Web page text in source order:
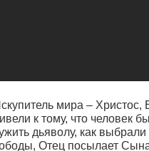
мира –
к тому, что человек
дьяволу, как
Отец посылает